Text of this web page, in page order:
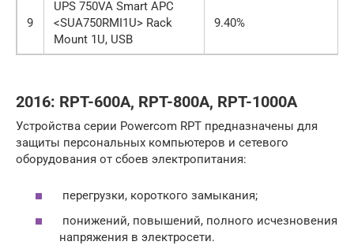
9
UPS 750VA Smart APC
<SUA750RMI1U> Rack
Mount 1U, USB
9.40%
2016: RPT-600A, RPT-800A, RPT-1000A
Устройства серии Powercom RPT предназначены для
защиты персональных компьютеров и сетевого
оборудования от сбоев электропитания:
перегрузки, короткого замыкания;
понижений, повышений, полного исчезновения
напряжения в электросети.